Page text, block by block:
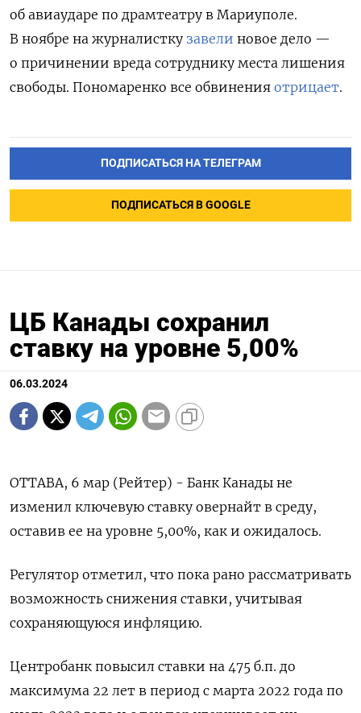
об авиаударе по драмтеатру в Мариуполе.
В ноябре на журналистку завели новое дело —
о причинении вреда сотруднику места лишения
свободы. Пономаренко все обвинения отрицает.
ПОДПИСАТЬСЯ НА ТЕЛЕГРАМ
ПОДПИСАТЬСЯ В GOOGLE
ЦБ Канады сохранил
ставку на уровне 5,00%
06.03.2024
ОТТАВА, 6 мар (Рейтер) - Банк Канады не
изменил ключевую ставку овернайт в среду,
оставив ее на уровне 5,00%, как и ожидалось.
Регулятор отметил, что пока рано рассматривать
возможность снижения ставки, учитывая
сохраняющуюся инфляцию.
Центробанк повысил ставки на 475 б.п. до
максимума 22 лет в период с марта 2022 года по